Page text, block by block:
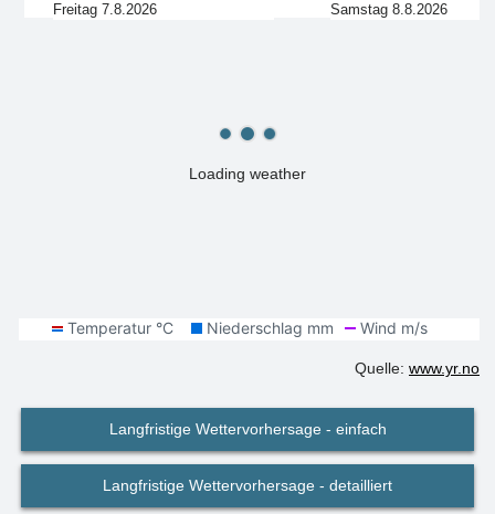
Loading weather
Freitag 7.8.2026 Samstag 8.8.2026
Quelle: www.yr.no
Langfristige Wettervorhersage - einfach
Langfristige Wettervorhersage - detailliert